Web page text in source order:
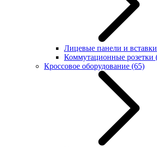
Лицевые панели и вставки
Коммутационные розетки
Кроссовое оборудование (65)